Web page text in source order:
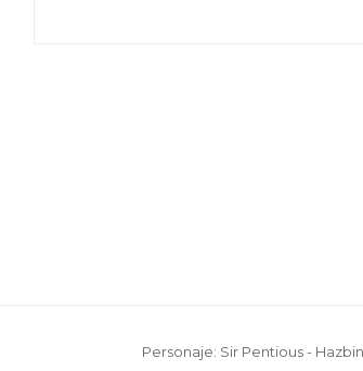
Personaje: Sir Pentious -